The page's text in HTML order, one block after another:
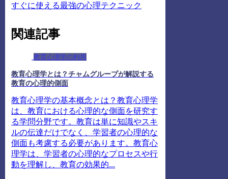
すぐに使える最強の心理テクニック
関連記事
教育心理学の利用
教育心理学とは？チャムグループが解説する
教育の心理的側面
教育心理学の基本概念とは？教育心理学
は、教育における心理的な側面を研究す
る学問分野です。教育は単に知識やスキ
ルの伝達だけでなく、学習者の心理的な
側面も考慮する必要があります。教育心
理学は、学習者の心理的なプロセスや行
動を理解し、教育の効果的...